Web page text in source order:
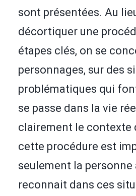
sont présentées. Au
décortiquer une
étapes clés, on se
personnages, sur des
problématiques qui
se passe dans la vie
clairement le contexte
cette procédure est
seulement la personne
reconnait dans ces